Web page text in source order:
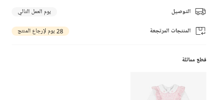
التوصيل يوم العمل التالي
المنتجات المرتجعة 28 يوم لإرجاع المنتج
قطع مماثلة